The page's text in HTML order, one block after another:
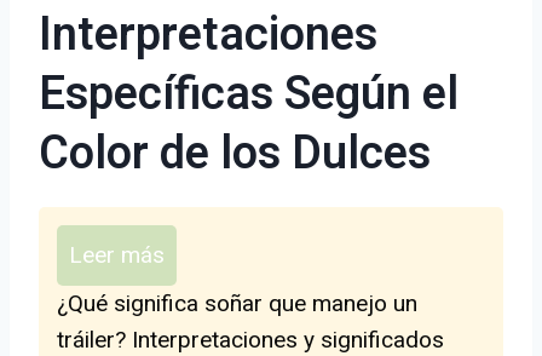
Interpretaciones
Específicas Según el
Color de los Dulces
Leer más
¿Qué significa soñar que manejo un
tráiler? Interpretaciones y significados